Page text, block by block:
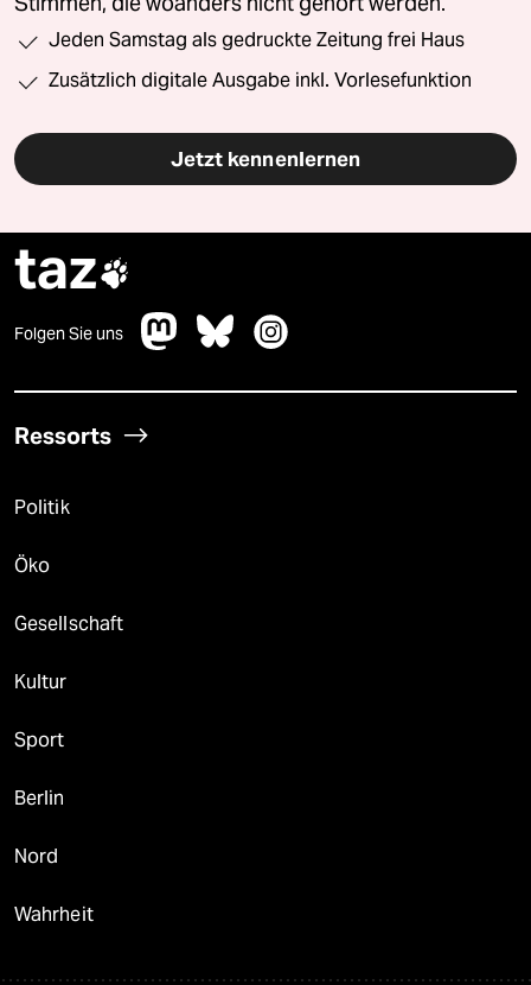
Jeden Samstag als gedruckte Zeitung frei Haus
Zusätzlich digitale Ausgabe inkl. Vorlesefunktion
Jetzt kennenlernen
taz
Folgen Sie uns
Ressorts
Politik
Öko
Gesellschaft
Kultur
Sport
Berlin
Nord
Wahrheit